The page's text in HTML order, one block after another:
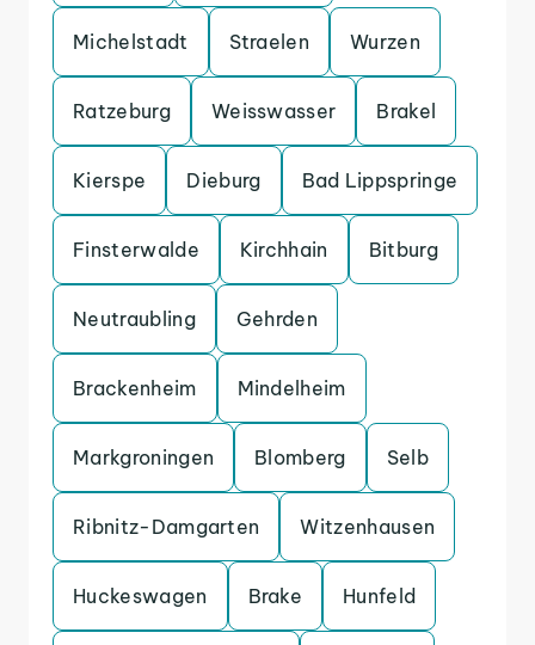
Michelstadt Straelen Wurzen
Ratzeburg Weisswasser Brakel
Kierspe Dieburg Bad Lippspringe
Finsterwalde Kirchhain Bitburg
Neutraubling Gehrden
Brackenheim Mindelheim
Markgroningen Blomberg Selb
Ribnitz-Damgarten Witzenhausen
Huckeswagen Brake Hunfeld